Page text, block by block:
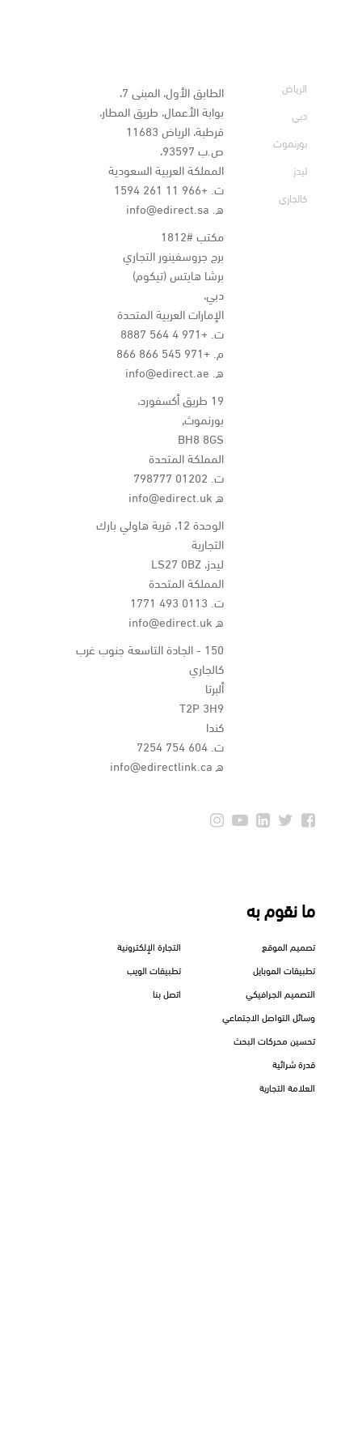
الرياض
دبي
بورنموث
ليدز
كالجاري
الطابق الأول، المبنى 7،
بوابة الأعمال، طريق المطار،
قرطبة، الرياض 11683
ص.ب 93597،
المملكة العربية السعودية
ت.+966 11 261 1594
ه. info@edirect.sa
مكتب #1812
برج جروسفينور التجاري
برشا هايتس (تيكوم)
دبي،
الإمارات العربية المتحدة
ت.+971 4 564 8887
م.+971 545 866 866
ه. info@edirect.ae
19 طريق أكسفورد،
بورنموث,
BH8 8GS
المملكة المتحدة
ت. 01202 798777
هinfo@edirect.uk
الوحدة 12، قرية هاولي بارك
التجارية
ليدز، LS27 0BZ
المملكة المتحدة
ت. 0113 493 1771
هinfo@edirect.uk
150 - الجادة التاسعة جنوب غرب
كالجاري
ألبرتا
T2P 3H9
كندا
ت.604 754 7254
هinfo@edirectlink.ca
ما نقوم به
تصميم الموقع
تطبيقات الموبايل
التصميم الجرافيكي
وسائل التواصل الاجتماعي
تحسين محركات البحث
قدرة شرائية
العلامة التجارية
التجارة الإلكترونية
تطبيقات الويب
اتصل بنا